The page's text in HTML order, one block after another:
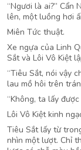
“Ngươi là ai?” Cẩn
lên, một luồng hơi
Miên Tức thuật.
Xe ngựa của Linh
Sắt và Lôi Vô Kiệt
“Tiêu Sắt, nói vậy
lau mồ hôi trên
“Không, ta lấy
Lôi Vô Kiệt kinh
Tiêu Sắt lấy từ
nhìn một lượt. Chỉ